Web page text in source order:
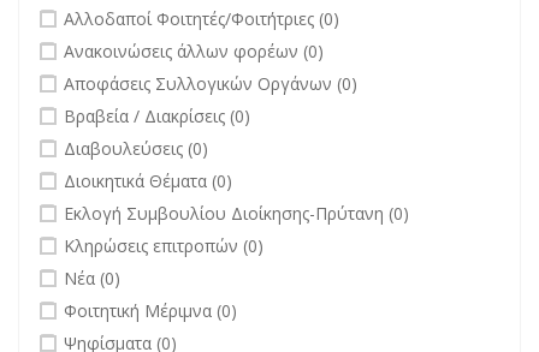
undefined
Αλλοδαποί Φοιτητές/Φοιτήτριες (0)
undefined
Ανακοινώσεις άλλων φορέων (0)
undefined
Αποφάσεις Συλλογικών Οργάνων (0)
undefined
Βραβεία / Διακρίσεις (0)
undefined
Διαβουλεύσεις (0)
undefined
Διοικητικά Θέματα (0)
undefined
Εκλογή Συμβουλίου Διοίκησης-Πρύτανη (0)
undefined
Κληρώσεις επιτροπών (0)
undefined
Νέα (0)
undefined
Φοιτητική Μέριμνα (0)
undefined
Ψηφίσματα (0)